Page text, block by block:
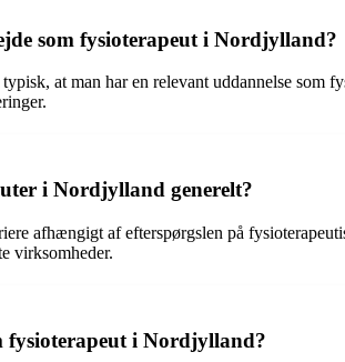
som fysioterapeut i Nordjylland?
at man har en relevant uddannelse som
i Nordjylland generelt?
afhængigt af efterspørgslen på
virksomheder.
fysioterapeut i Nordjylland?